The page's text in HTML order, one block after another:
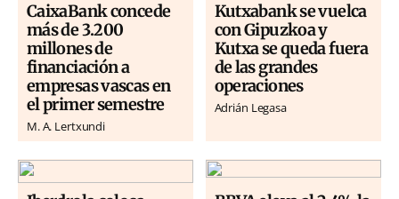
CaixaBank concede
más de 3.200
millones de
financiación a
empresas vascas en
el primer semestre
M. A. Lertxundi
Kutxabank se vuelca
con Gipuzkoa y
Kutxa se queda fuera
de las grandes
operaciones
Adrián Legasa